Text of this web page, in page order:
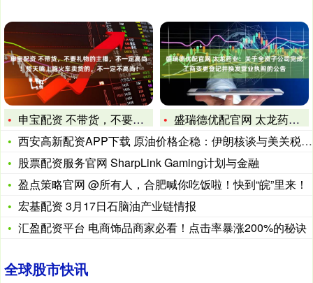
申宝配资 不带货，不要礼物的主播，不一定高尚！整天嘴上跑火车
盛瑞德优配官网 太龙药业：关于全资子公司完成工商变更登记并换
西安高新配资APP下载 原油价格企稳：伊朗核谈与美关税新政带
股票配资服务官网 SharpLink Gaming计划与金融
盈点策略官网 @所有人，合肥喊你吃饭啦！快到“皖”里来！
宏基配资 3月17日石脑油产业链情报
汇盈配资平台 电商饰品商家必看！点击率暴涨200%的秘诀
全球股市快讯